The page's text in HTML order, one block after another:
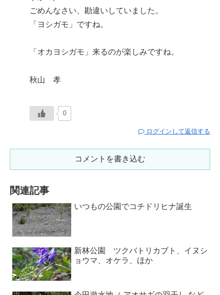
ごめんなさい、勘違いしていました。
「ヨシガモ」ですね。
「オカヨシガモ」来るのが楽しみですね。
秋山 孝
0
ログインして返信する
コメントを書き込む
関連記事
いつもの公園でコチドリヒナ誕生
新林公園 ツクバトリカブト、イヌシ
ョウマ、オケラ、ほか